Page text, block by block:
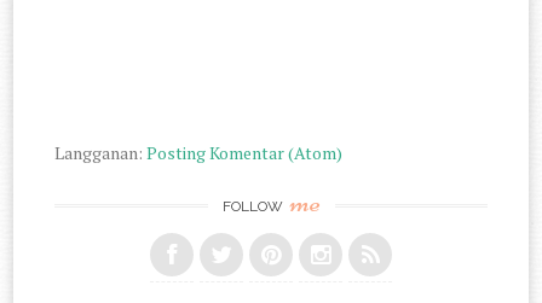
Langganan:Posting Komentar (Atom)
FOLLOW me